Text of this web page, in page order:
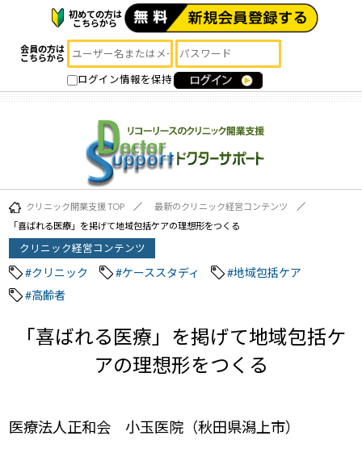
初めての方は
こちらから
会員の方は
こちらから
ログイン情報を保持
クリニック開業支援 TOP
最新のクリニック経営コンテンツ
「喜ばれる医療」を掲げて地域包括ケアの理想形をつくる
クリニック経営コンテンツ
#クリニック #ケーススタディ
#地域包括ケア
#高齢者
「喜ばれる医療」を掲げて地域包括ケ
アの理想形をつくる
医療法人正和会 小玉医院（秋田県潟上市）